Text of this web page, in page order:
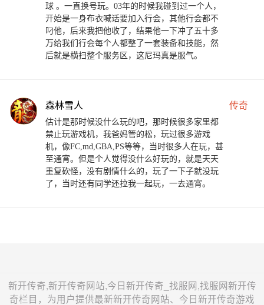
球 。一直换号玩。03年的时候我碰到过一个人，
开始是一身布衣喊话要加入行会，其他行会都不
叼他，后来我把他收了，结果他一下冲了五十多
万给我们行会每个人都整了一套装备和技能，然
后就是横扫整个服务区，这尼玛真是服气。
森林雪人 传奇
估计是那时候没什么玩的吧，那时候很多家里都
禁止玩游戏机，我爸妈管的松，玩过很多游戏
机，像FC,md,GBA,PS等等，当时很多人在玩，甚
至通宵。但是个人觉得没什么好玩的，就是天天
重复砍怪，没有剧情什么的，玩了一下子就没玩
了，当时还有同学还拉我一起玩，一去通宵。
新开传奇,新开传奇网站,今日新开传奇_找服网,找服网新开传
奇栏目，为用户提供最新新开传奇网站、今日新开传奇游戏